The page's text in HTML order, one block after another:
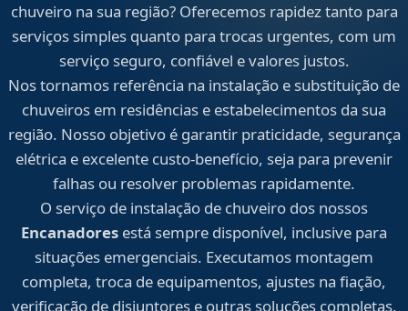
chuveiro na sua região? Oferecemos rapidez tanto para
serviços simples quanto para trocas urgentes, com um
serviço seguro, confiável e valores justos.
Nos tornamos referência na instalação e substituição de
chuveiros em residências e estabelecimentos da sua
região. Nosso objetivo é garantir praticidade, segurança
elétrica e excelente custo-benefício, seja para prevenir
falhas ou resolver problemas rapidamente.
O serviço de instalação de chuveiro dos nossos
Encanadores está sempre disponível, inclusive para
situações emergenciais. Executamos montagem
completa, troca de equipamentos, ajustes na fiação,
verificação de disjuntores e outras soluções completas.